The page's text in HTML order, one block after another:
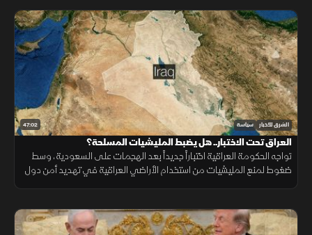
47:02 الشرق للأخبار سياسة
العراق تحت الاختبار.. هل يضبط المليشيات المسلحة؟
تواجه الحكومة العراقية اختباراً جديداً بعد الهجمات على السعودية، وسط
ضغوط لمنع المليشيات من استخدام الأراضي العراقية في تهديد أمن دول